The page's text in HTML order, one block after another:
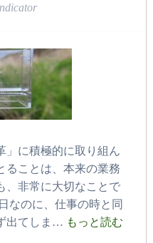
」に積極的に取り組ん
ることは、本来の業務
、非常に大切なことで
なのに、仕事の時と同
出てしま… もっと読む